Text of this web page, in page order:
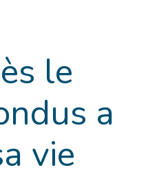
le
a
vie